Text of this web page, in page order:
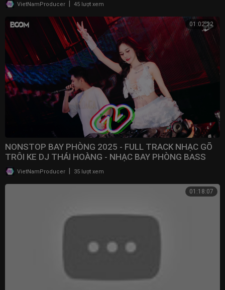
VietNamProducer 45 lượt xem
01:02:22
NONSTOP BAY PHÒNG 2025 - FULL TRACK NHẠC GÕ
TRÔI KE DJ THÁI HOÀNG - NHẠC BAY PHÒNG BASS
CWCH MẠNH
VietNamProducer | 35 lượt xem
01:18:07